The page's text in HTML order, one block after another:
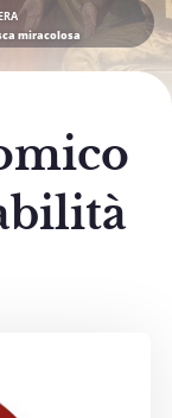
miracolosa